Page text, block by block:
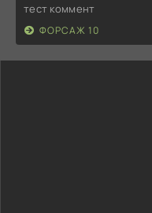
тест коммент
ФОРСАЖ 10